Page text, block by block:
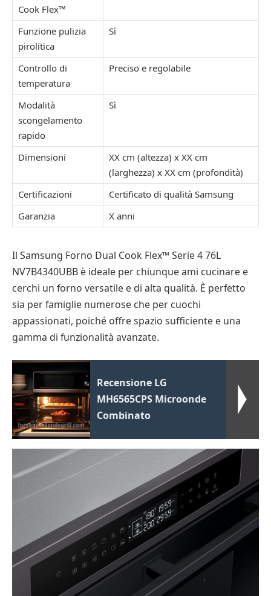
Cook Flex™
Funzione pulizia
pirolitica
Sì
Controllo di
temperatura
Preciso e regolabile
Modalità
scongelamento
rapido
Sì
Dimensioni
XX cm (altezza) x XX cm
(larghezza) x XX cm (profondità)
Certificazioni
Certificato di qualità Samsung
Garanzia
X anni
Il Samsung Forno Dual Cook Flex™ Serie 4 76L
NV7B4340UBB è ideale per chiunque ami cucinare e
cerchi un forno versatile e di alta qualità. È perfetto
sia per famiglie numerose che per cuochi
appassionati, poiché offre spazio sufficiente e una
gamma di funzionalità avanzate.
Recensione LG
MH6565CPS Microonde
Combinato